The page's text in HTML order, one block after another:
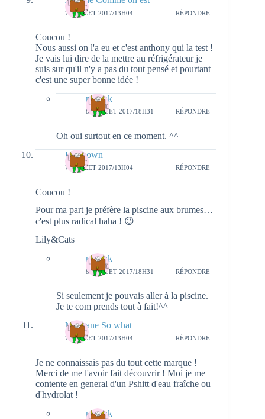
7 JUILLET 2017/13H04 RÉPONDRE
Coucou !
Nous aussi on l'a eu et c'est anthony qui la test !
Je vais lui dire de la mettre au réfrigérateur je
suis sur qu'il n'y a pas du tout pensé et pourtant
c'est une super bonne idée !
natieak
8 JUILLET 2017/18H31 RÉPONDRE
Oh oui surtout en ce moment. ^^
Unknown
7 JUILLET 2017/13H04 RÉPONDRE
Coucou !
Pour ma part je préfère la piscine aux brumes…
c'est plus radical haha ! 😉
Lily&Cats
natieak
8 JUILLET 2017/18H31 RÉPONDRE
Si seulement je pouvais aller à la piscine.
Je te com prends tout à fait!^^
Morgane So what
7 JUILLET 2017/13H04 RÉPONDRE
Je ne connaissais pas du tout cette marque !
Merci de me l'avoir fait découvrir ! Moi je me
contente en general d'un Pshitt d'eau fraîche ou
d'hydrolat !
natieak